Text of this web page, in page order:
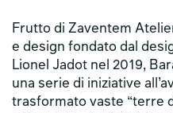
Frutto di Zaventem
e design fondato dal
Lionel Jadot nel 2019,
una serie di iniziative
trasformato vaste “terre